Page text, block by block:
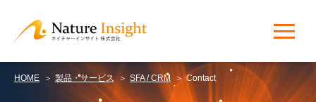
HOME 製品・サービス SFA / CRM Contact